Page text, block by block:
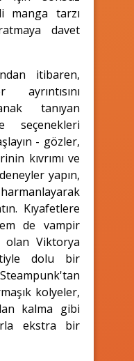
manga tarzı
davet
itibaren,
tanıyan
seçenekleri
- gözler,
kıvrımı ve
yapın,
Kıyafetlere
de vampir
olan Viktorya
dolu bir
kolyeler,
kalma gibi
ekstra bir